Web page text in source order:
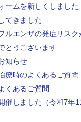
ームを新しくしました
てきました
ルエンザの発症リスク
とうございます
知らせ
療時のよくあるご質問
くあるご質問
催しました（令和7年